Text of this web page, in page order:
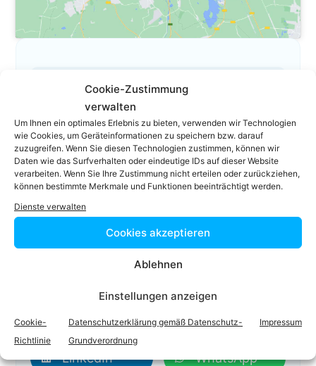
Cookie-Zustimmung
verwalten
Um Ihnen ein optimales Erlebnis zu bieten, verwenden wir Technologien
wie Cookies, um Geräteinformationen zu speichern bzw. darauf
zuzugreifen. Wenn Sie diesen Technologien zustimmen, können wir
Daten wie das Surfverhalten oder eindeutige IDs auf dieser Website
verarbeiten. Wenn Sie Ihre Zustimmung nicht erteilen oder zurückziehen,
können bestimmte Merkmale und Funktionen beeinträchtigt werden.
Dienste verwalten
Cookies akzeptieren
Ablehnen
Einstellungen anzeigen
Cookie-
Richtlinie
Datenschutzerklärung gemäß Datenschutz-
Grundverordnung
Impressum
01 533 00 33
01 533 00 33-33
office@rumpf.at
Homepage
Facebook Twitter
LinkedIn WhatsApp